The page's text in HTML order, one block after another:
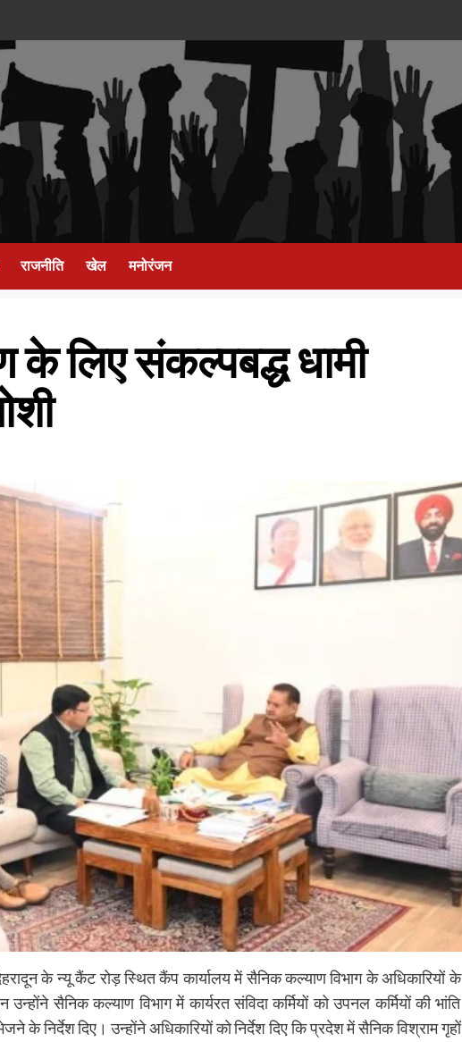
राजनीति खेल मनोरंजन
के लिए संकल्पबद्ध धामी
के न्यू कैंट रोड़ स्थित कैंप कार्यालय में सैनिक कल्याण विभाग के अधिकारियों के
सैनिक कल्याण विभाग में कार्यरत संविदा कर्मियों को उपनल कर्मियों की भांति
निर्देश दिए। उन्होंने अधिकारियों को निर्देश दिए कि प्रदेश में सैनिक विश्राम गृहों